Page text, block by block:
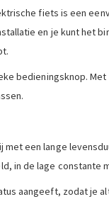
fiets is een
en je kunt het
bedieningsknop.
een lange
in de lage constante
aangeeft, zodat je